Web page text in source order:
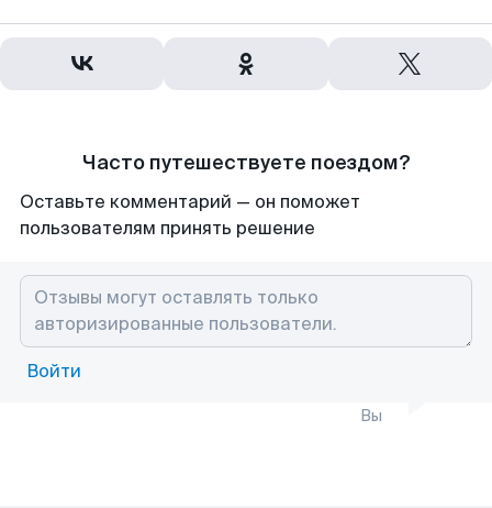
Часто путешествуете поездом?
Оставьте комментарий — он поможет
пользователям принять решение
Войти
Вы